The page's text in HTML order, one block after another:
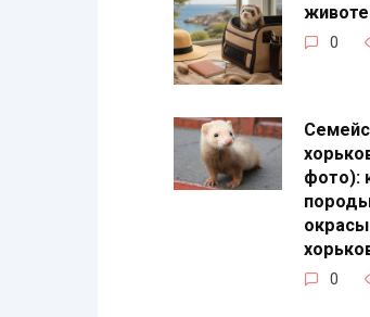
животе
0
фото):
0